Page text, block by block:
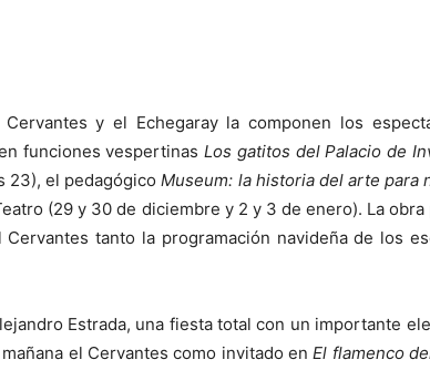
y el Echegaray la componen los
funciones vespertinas Los gatitos del Palacio de
23), el pedagógicoMuseum: la historia del arte para
(29 y 30 de diciembre y 2 y 3 de enero). La obra
tanto la programación navideña de los
Estrada, una fiesta total con un importante
el Cervantes como invitado enEl flamenco